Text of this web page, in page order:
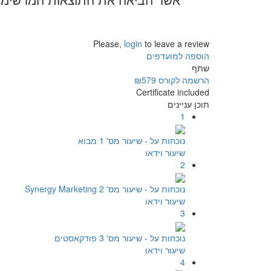
Please, login to leave a review
הוספה למועדפים
שתף
הרשמה לקורס ₪579
Certificate included
תוכן עניינים
1
נוכחות על - שיעור מס' 1 מבוא
שיעור וידאו
2
נוכחות על - שיעור מס' 2 Synergy Marketing
שיעור וידאו
3
נוכחות על - שיעור מס' 3 פודקאסטים
שיעור וידאו
4